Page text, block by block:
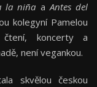
la niña aAntes del
kolegyní Pamelou
čtení, koncerty a
není vegankou.
skvělou českou